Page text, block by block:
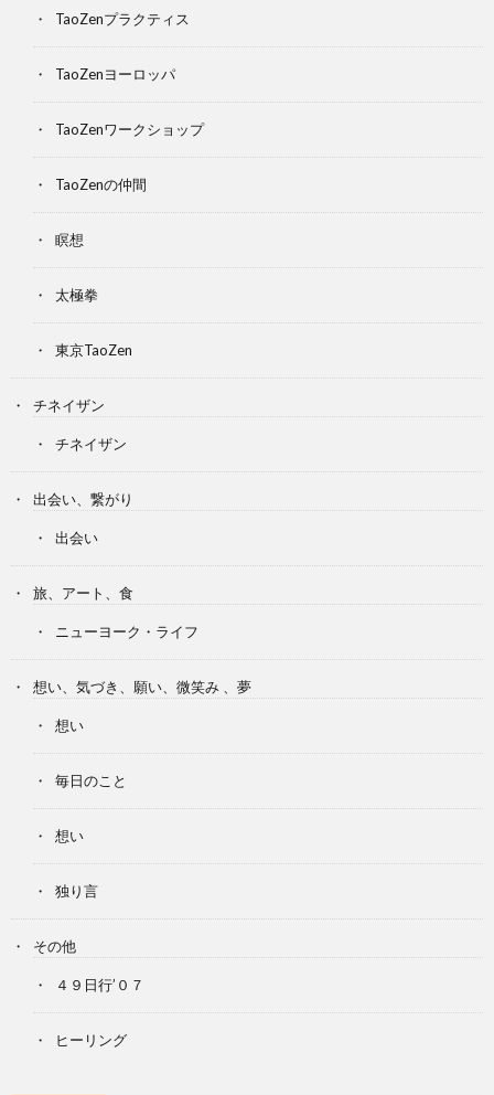
TaoZenプラクティス
TaoZenヨーロッパ
TaoZenワークショップ
TaoZenの仲間
瞑想
太極拳
東京TaoZen
チネイザン
チネイザン
出会い、繋がり
出会い
旅、アート、食
ニューヨーク・ライフ
想い、気づき、願い、微笑み 、夢
想い
毎日のこと
想い
独り言
その他
４９日行’０７
ヒーリング